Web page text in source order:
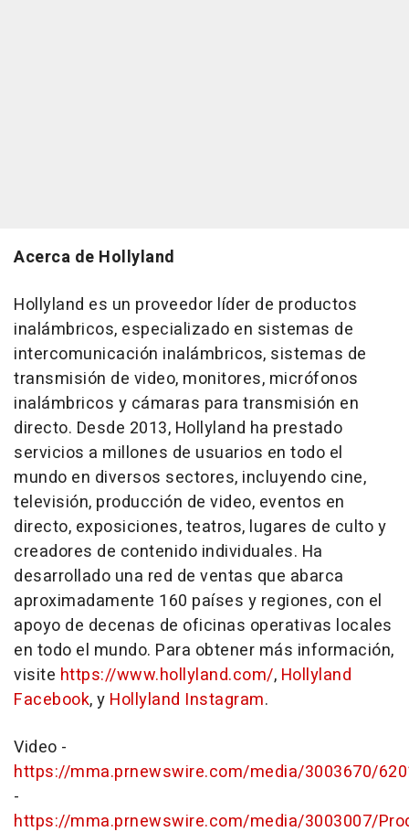
Acerca de Hollyland
Hollyland es un proveedor líder de productos
inalámbricos, especializado en sistemas de
intercomunicación inalámbricos, sistemas de
transmisión de video, monitores, micrófonos
inalámbricos y cámaras para transmisión en
directo. Desde 2013, Hollyland ha prestado
servicios a millones de usuarios en todo el
mundo en diversos sectores, incluyendo cine,
televisión, producción de video, eventos en
directo, exposiciones, teatros, lugares de culto y
creadores de contenido individuales. Ha
desarrollado una red de ventas que abarca
aproximadamente 160 países y regiones, con el
apoyo de decenas de oficinas operativas locales
en todo el mundo. Para obtener más información,
visite https://www.hollyland.com/, Hollyland
Facebook, y Hollyland Instagram.
Video -
https://mma.prnewswire.com/media/3003670/
-
https://mma.prnewswire.com/media/3003007/